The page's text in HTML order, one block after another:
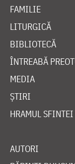
FAMILIE
LITURGICĂ
BIBLIOTECĂ
ÎNTREABĂ
MEDIA
ȘTIRI
HRAMUL SFINTEI
AUTORI